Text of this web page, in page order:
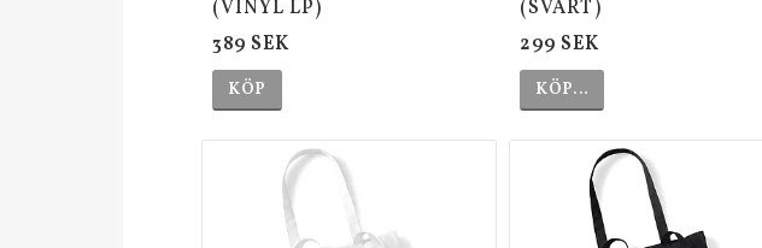
(VINYL LP)
389 SEK
KÖP
(SVART)
299 SEK
KÖP…